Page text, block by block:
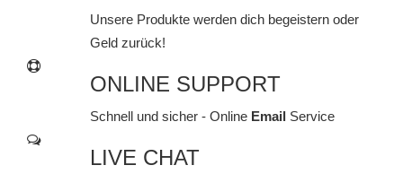
Unsere Produkte werden dich begeistern oder
Geld zurück!
ONLINE SUPPORT
Schnell und sicher - Online Email Service
LIVE CHAT